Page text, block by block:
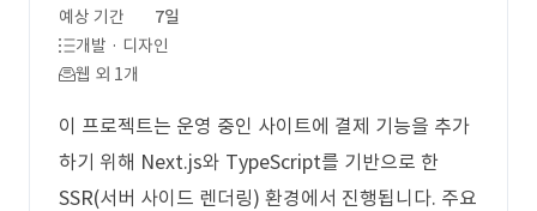
예상 기간
7일
개발 · 디자인
웹 외 1개
이 프로젝트는 운영 중인 사이트에 결제 기능을 추가
하기 위해 Next.js와 TypeScript를 기반으로 한
SSR(서버 사이드 렌더링) 환경에서 진행됩니다. 주요